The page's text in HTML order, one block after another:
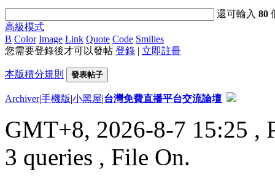
還可輸入80
高級模式
B Color Image Link Quote Code Smilies
您需要登錄後才可以發帖 登錄 | 立即註冊
本版積分規則 發表帖子
Archiver|手機版|小黑屋|台灣免費直播平台交流論壇
GMT+8, 2026-8-7 15:25 ,
3 queries , File On.